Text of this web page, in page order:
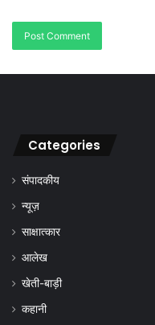
Categories
संपादकीय
न्यूज़
साक्षात्कार
आलेख
खेती-बाड़ी
कहानी